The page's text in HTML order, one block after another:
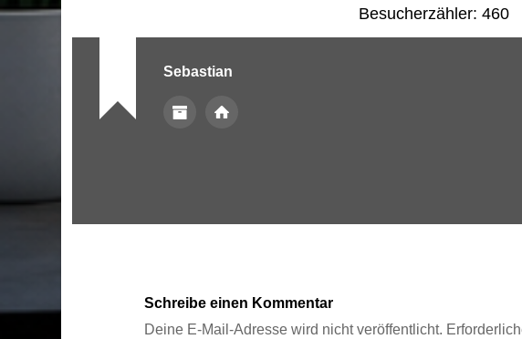
Besucherzähler: 460
Sebastian
Schreibe einen Kommentar
Deine E-Mail-Adresse wird nicht veröffentlicht.